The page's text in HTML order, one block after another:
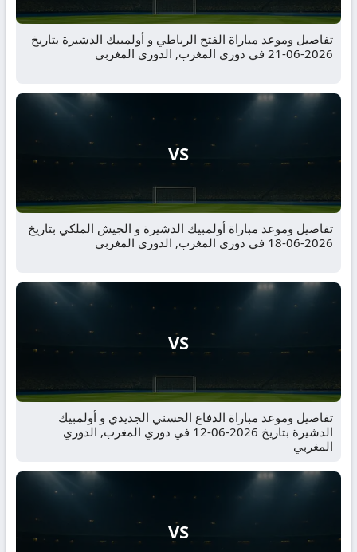
تفاصيل وموعد مباراة الفتح الرباطي و أولمبيك الدشيرة بتاريخ
2026-06-21 في دوري المغرب, الدوري المغربي
VS
تفاصيل وموعد مباراة أولمبيك الدشيرة و الجيش الملكي بتاريخ
2026-06-18 في دوري المغرب, الدوري المغربي
VS
تفاصيل وموعد مباراة الدفاع الحسني الجديدي و أولمبيك
الدشيرة بتاريخ 2026-06-12 في دوري المغرب, الدوري
المغربي
VS